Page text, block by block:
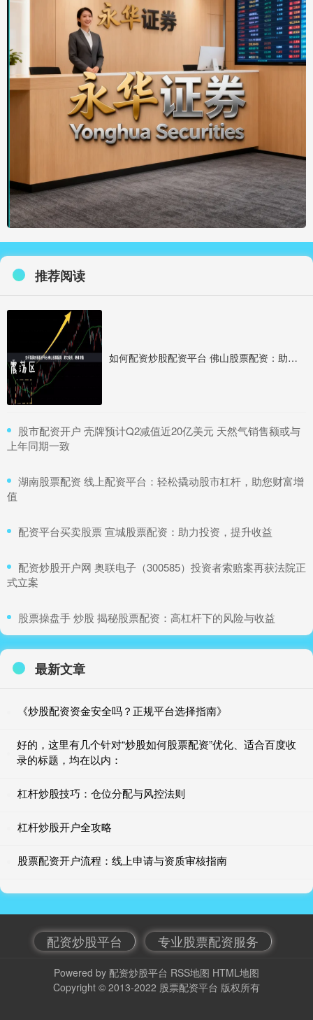
推荐阅读
如何配资炒股配资平台 佛山股票配资：助力投资，稳健增值
​股市配资开户 壳牌预计Q2减值近20亿美元 天然气销售额或与
上年同期一致
​湖南股票配资 线上配资平台：轻松撬动股市杠杆，助您财富增
值
​配资平台买卖股票 宣城股票配资：助力投资，提升收益
​配资炒股开户网 奥联电子（300585）投资者索赔案再获法院正
式立案
​股票操盘手 炒股 揭秘股票配资：高杠杆下的风险与收益
最新文章
《炒股配资资金安全吗？正规平台选择指南》
好的，这里有几个针对“炒股如何股票配资”优化、适合百度收
录的标题，均在以内：
杠杆炒股技巧：仓位分配与风控法则
杠杆炒股开户全攻略
股票配资开户流程：线上申请与资质审核指南
配资炒股平台 专业股票配资服务
Powered by 配资炒股平台 RSS地图 HTML地图
Copyright © 2013-2022 股票配资平台 版权所有